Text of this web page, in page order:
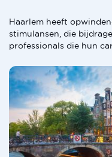
Haarlem heeft
stimulansen, die
professionals die hun